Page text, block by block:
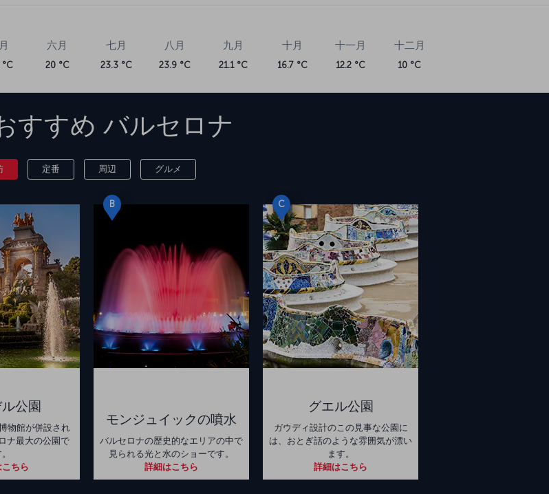
°C
六月
20 °C
七月
23.3 °C
八月
23.9 °C
九月
21.1 °C
十月
16.7 °C
十一月
12.2 °C
十二月
10 °C
すすめ バルセロナ
定番 周辺 グルメ
公園
物館が併設され
ナ最大の公園で
ちら
B
モンジュイックの噴水
バルセロナの歴史的なエリアの中で
見られる光と水のショーです。
詳細はこちら
C
グエル公園
ガウディ設計のこの見事な公園に
は、おとぎ話のような雰囲気が漂い
ます。
詳細はこちら